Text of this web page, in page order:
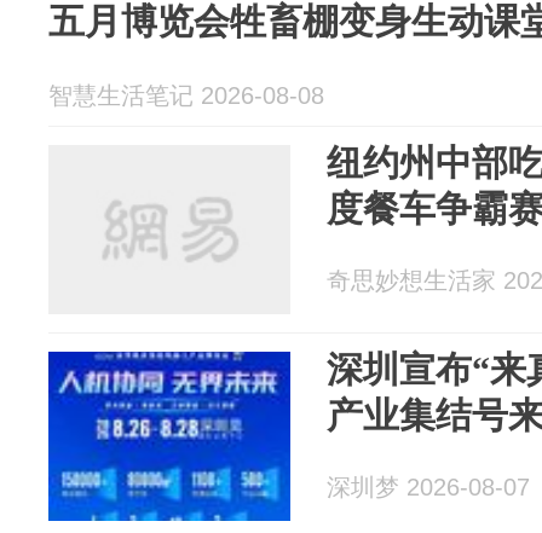
五月博览会牲畜棚变身生动课
智慧生活笔记 2026-08-08
纽约州中部
度餐车争霸
奇思妙想生活家
深圳宣布“来
产业集结号
深圳梦 2026-08-07